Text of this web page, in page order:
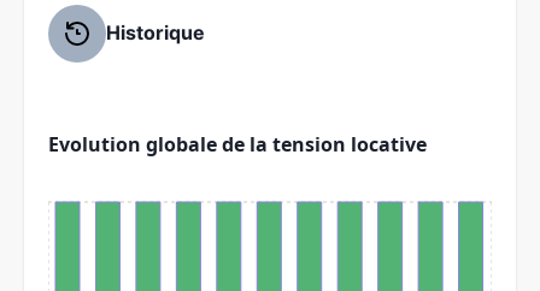
Historique
Evolution globale de la tension locative